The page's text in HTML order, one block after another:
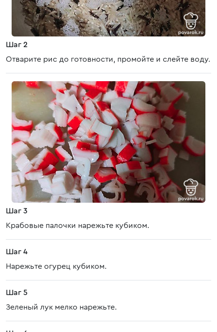
Шаг 2
Отварите рис до готовности, промойте и слейте воду.
Шаг 3
Крабовые палочки нарежьте кубиком.
Шаг 4
Нарежьте огурец кубиком.
Шаг 5
Зеленый лук мелко нарежьте.